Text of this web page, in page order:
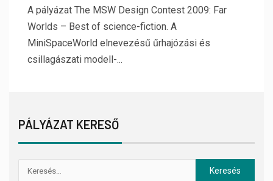
A pályázat The MSW Design Contest 2009: Far
Worlds – Best of science-fiction. A
MiniSpaceWorld elnevezésű űrhajózási és
csillagászati modell-...
PÁLYÁZAT KERESŐ